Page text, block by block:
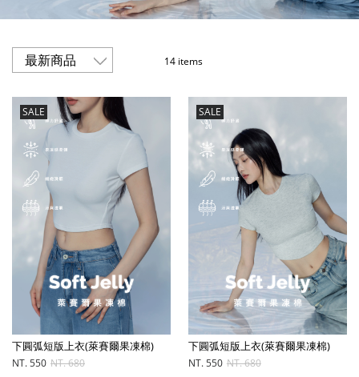
14 items
SALE
下圓弧短版上衣(萊賽爾果凍棉)
NT. 550 NT. 680
SALE
下圓弧短版上衣(萊賽爾果凍棉)
NT. 550 NT. 680